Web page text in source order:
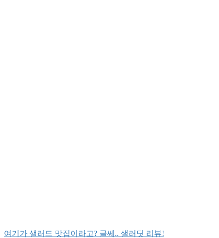
여기가 샐러드 맛집이라고? 글쎄.. 샐러딧 리뷰!